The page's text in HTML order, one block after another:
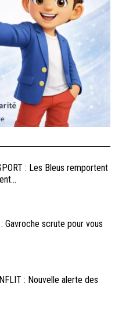
: Les Bleus remportent
Gavroche scrute pour vous
: Nouvelle alerte des